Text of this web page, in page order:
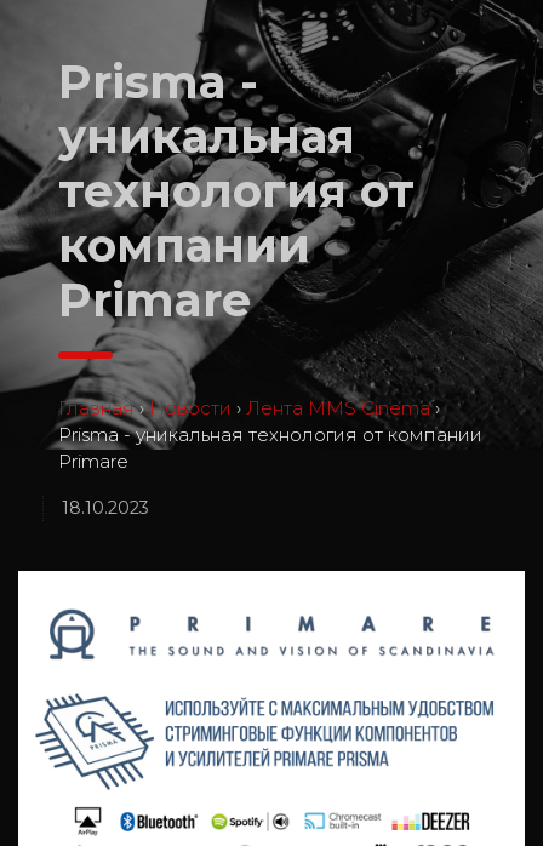
Prisma -
уникальная
технология от
компании
Primare
Главная › Новости › Лента MMS Cinema ›
Prisma - уникальная технология от компании
Primare
18.10.2023